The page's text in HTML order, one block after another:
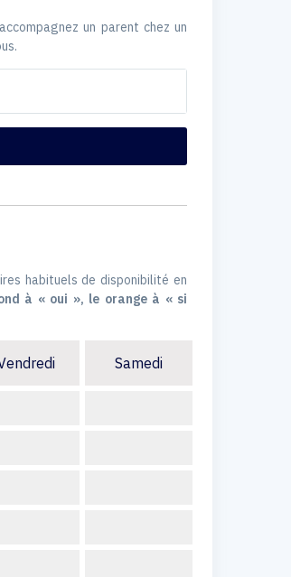
un parent chez un
habituels de disponibilité en
à « oui », le orange à « si
Samedi